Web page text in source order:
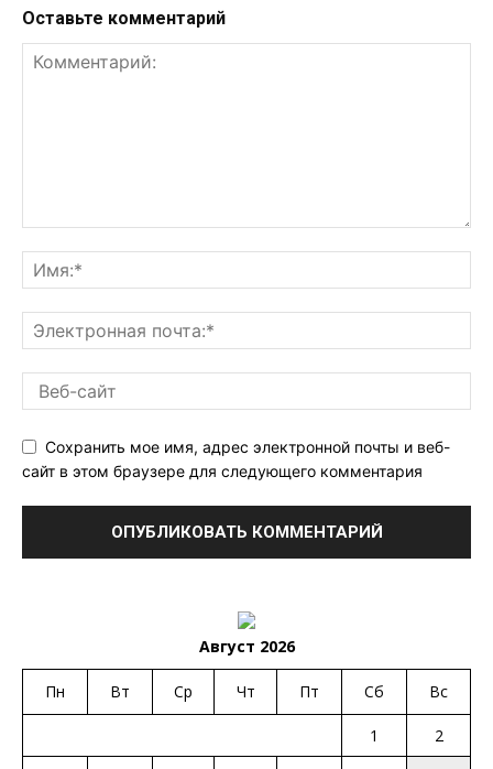
Оставьте комментарий
Сохранить мое имя, адрес электронной почты и веб-
сайт в этом браузере для следующего комментария
Август 2026
Пн Вт Ср Чт Пт Сб Вс
1
2